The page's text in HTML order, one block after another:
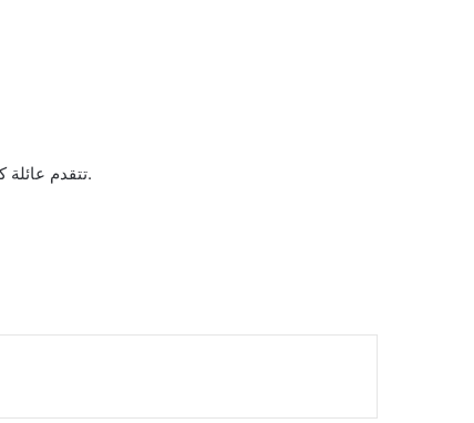
تتقدم عائلة كلية العلوم الدقيقة و الاعلام الآلي بتعازيها للسيد برحال هواري المكلف بالأمن.في وفاة شقيقته.